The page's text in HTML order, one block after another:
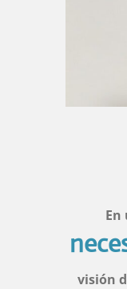
En
visión